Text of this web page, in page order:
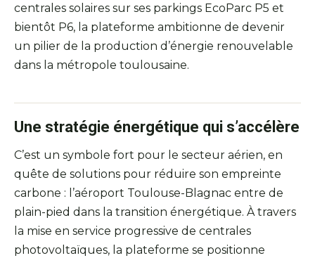
centrales solaires sur ses parkings EcoParc P5 et
bientôt P6, la plateforme ambitionne de devenir
un pilier de la production d’énergie renouvelable
dans la métropole toulousaine.
Une stratégie énergétique qui s’accélère
C’est un symbole fort pour le secteur aérien, en
quête de solutions pour réduire son empreinte
carbone : l’aéroport Toulouse-Blagnac entre de
plain-pied dans la transition énergétique. À travers
la mise en service progressive de centrales
photovoltaïques, la plateforme se positionne